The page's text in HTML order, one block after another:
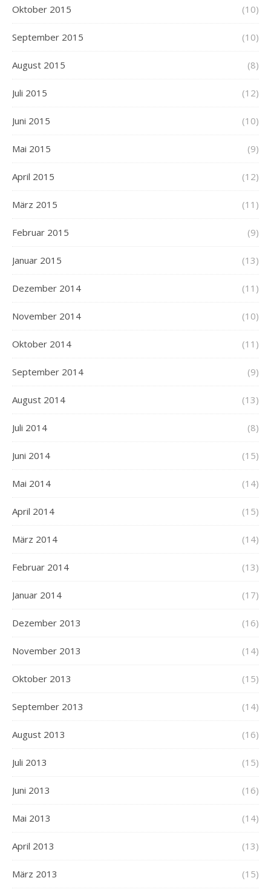
Oktober 2015 (10)
September 2015 (10)
August 2015 (8)
Juli 2015 (12)
Juni 2015 (10)
Mai 2015 (9)
April 2015 (12)
März 2015 (11)
Februar 2015 (9)
Januar 2015 (13)
Dezember 2014 (11)
November 2014 (10)
Oktober 2014 (11)
September 2014 (9)
August 2014 (13)
Juli 2014 (8)
Juni 2014 (15)
Mai 2014 (14)
April 2014 (15)
März 2014 (14)
Februar 2014 (13)
Januar 2014 (17)
Dezember 2013 (16)
November 2013 (14)
Oktober 2013 (15)
September 2013 (14)
August 2013 (16)
Juli 2013 (15)
Juni 2013 (16)
Mai 2013 (14)
April 2013 (13)
März 2013 (15)